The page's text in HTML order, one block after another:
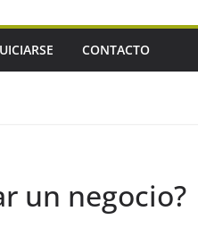
CONTACTO
un negocio?